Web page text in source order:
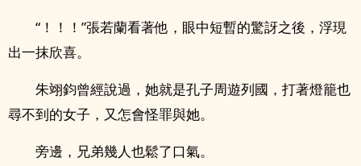
“！！！”張若蘭看著他，眼中短暫的驚訝之後，浮現
出一抹欣喜。
朱翊鈞曾經說過，她就是孔子周遊列國，打著燈籠也
尋不到的女子，又怎會怪罪與她。
旁邊，兄弟幾人也鬆了口氣。